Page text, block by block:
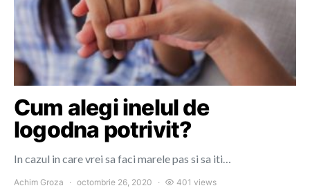
Cum alegi inelul de
logodna potrivit?
In cazul in care vrei sa faci marele pas si sa iti…
Achim Groza octombrie 26, 2020 401 views